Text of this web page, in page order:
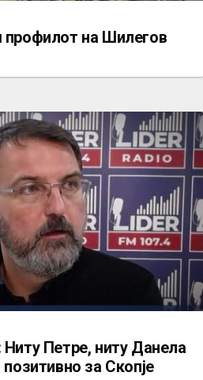
профилот на Шилегов
Петре, ниту Данела
за Скопје